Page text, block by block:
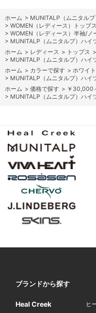
ホーム > MUNITALP（ムニタルプ
> WOMEN（レディース）トップス
> WOMEN（レディース）半袖/ノ
> MUNITALP（ムニタルプ）ハイ
ホーム > レディース > トップス >
> MUNITALP（ムニタルプ）ハイ
ホーム > カラーで探す > ホワイト
> MUNITALP（ムニタルプ）ハイ
ホーム > 価格で探す > ￥30,000
> MUNITALP（ムニタルプ）ハイ
ブランドから探す
Heal Creek ヒ